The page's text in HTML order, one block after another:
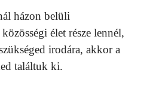
házon belüli
élet része lennél,
irodára, akkor a
találtuk ki.